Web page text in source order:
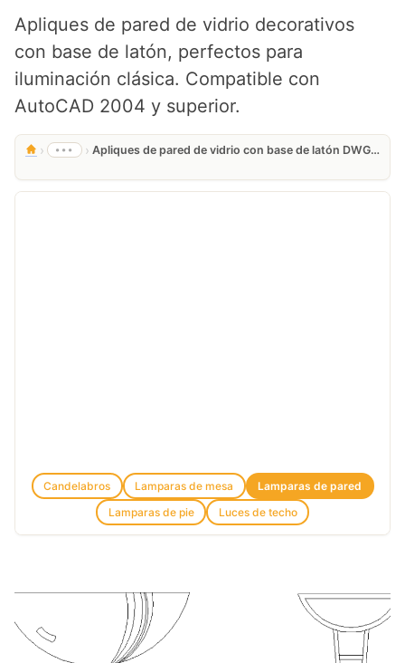
Apliques de pared de vidrio decorativos
con base de latón, perfectos para
iluminación clásica. Compatible con
AutoCAD 2004 y superior.
› ••• › Apliques de pared de vidrio con base de latón DWG gratis
Candelabros Lamparas de mesa
Lamparas de pared
Lamparas de pie
Luces de techo